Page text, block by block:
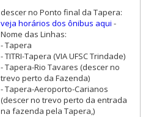
descer no Ponto final da Tapera:
veja horários dos ônibus aqui -
Nome das Linhas:
- Tapera
- TITRI-Tapera (VIA UFSC Trindade)
- Tapera-Rio Tavares (descer no
trevo perto da Fazenda)
- Tapera-Aeroporto-Carianos
(descer no trevo perto da entrada
na fazenda pela Tapera,)